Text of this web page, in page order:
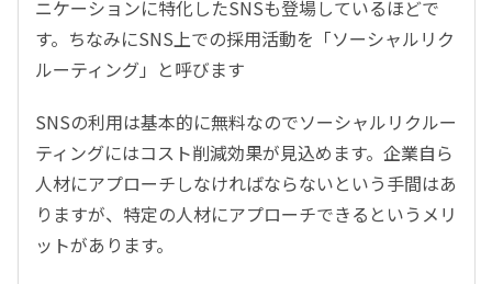
ニケーションに特化したSNSも登場しているほどで
す。ちなみにSNS上での採用活動を「ソーシャルリク
ルーティング」と呼びます
SNSの利用は基本的に無料なのでソーシャルリクルー
ティングにはコスト削減効果が見込めます。企業自ら
人材にアプローチしなければならないという手間はあ
りますが、特定の人材にアプローチできるというメリ
ットがあります。